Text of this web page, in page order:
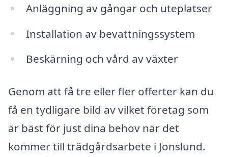
Anläggning av gångar och uteplatser
Installation av bevattningssystem
Beskärning och vård av växter
Genom att få tre eller fler offerter kan du
få en tydligare bild av vilket företag som
är bäst för just dina behov när det
kommer till trädgårdsarbete i Jonslund.